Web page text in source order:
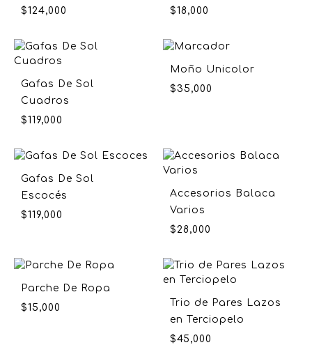
$124,000
$18,000
Gafas De Sol
Cuadros
$119,000
Moño Unicolor
$35,000
Gafas De Sol
Escocés
$119,000
Accesorios Balaca
Varios
$ 28,000
Parche De Ropa
$15,000
Trio de Pares Lazos
en Terciopelo
$45,000